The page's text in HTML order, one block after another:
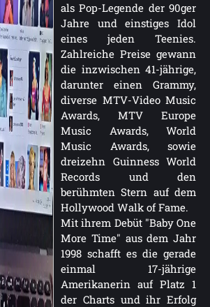
als Pop-Legende der 90ger
Jahre und einstiges Idol
eines jeden Teenies.
Zahlreiche Preise gewann
die inzwischen 41-jährige,
darunter einen Grammy,
diverse MTV-Video Music
Awards, MTV Europe
Music Awards, World
Music Awards, sowie
dreizehn Guinness World
Records und den
berühmten Stern auf dem
Hollywood Walk of Fame.
Mit ihrem Debüt "Baby One
More Time" aus dem Jahr
1998 schafft es die gerade
einmal 17-jährige
Amerikanerin auf Platz 1
der Charts und ihr Erfolg